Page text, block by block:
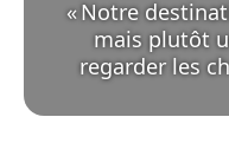
«Notre
mais plutôt
regarder les